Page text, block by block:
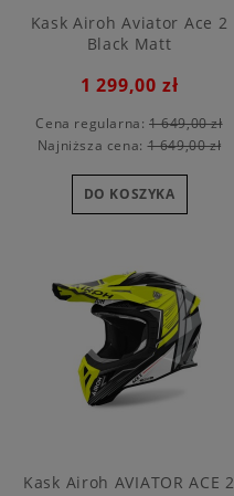
Kask Airoh Aviator Ace 2
Black Matt
1 299,00 zł
Cena regularna: 1 649,00 zł
Najniższa cena:1 649,00 zł
DO KOSZYKA
Kask Airoh AVIATOR ACE 2